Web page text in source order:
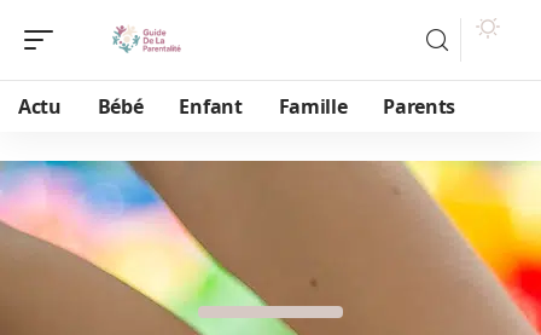
Actu Bébé Enfant Famille Parents